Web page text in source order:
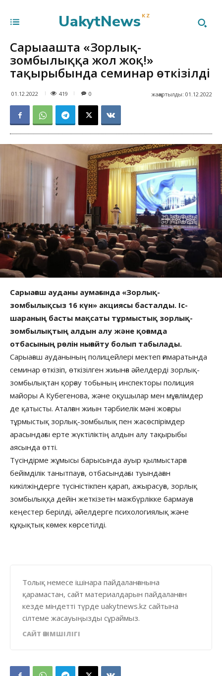
UakytNews KZ
Сарыағашта «Зорлық-
зомбылыққа жол жоқ!»
тақырыбында семинар өткізілді
01.12.2022 419 жаңартылды: 01.12.2022
0
Сарыағаш ауданы аумағында «Зорлық-
зомбылықсыз 16 күн» акциясы басталды. Іс-
шараның басты мақсаты тұрмыстық зорлық-
зомбылықтың алдын алу және қоғамда
отбасының рөлін нығайту болып табылады.
Сарыағаш ауданының полицейлері мектеп ғимаратында
семинар өткізіп, өткізілген жиынға әйелдерді зорлық-
зомбылықтан қорғау тобының инспекторы полиция
майоры А Кубегенова, және оқушылар мен мұғалімдер
де қатысты. Аталған жиын тәрбиелік мәні жоғары
тұрмыстық зорлық-зомбылық пен жасөспірімдер
арасындағы ерте жүктіліктің алдын алу тақырыбы
аясында өтті.
Түсіндірме жұмысы барысында ауыр қылмыстарға
бейімділік танытпауға, отбасындағы туындаған
кикілжіңдерге түсіністікпен қарап, ажырасуға, зорлық
зомбылыққа дейін жеткізетін мәжбүрлікке бармауға
кеңестер берілді, әйелдерге психологиялық және
құқықтық көмек көрсетілді.
Толық немесе ішінара пайдаланғанына
қарамастан, сайт материалдарын пайдаланған
кезде міндетті түрде uakytnews.kz сайтына
сілтеме жасауыңызды сұраймыз.
САЙТ ӘКІМШІЛІГІ